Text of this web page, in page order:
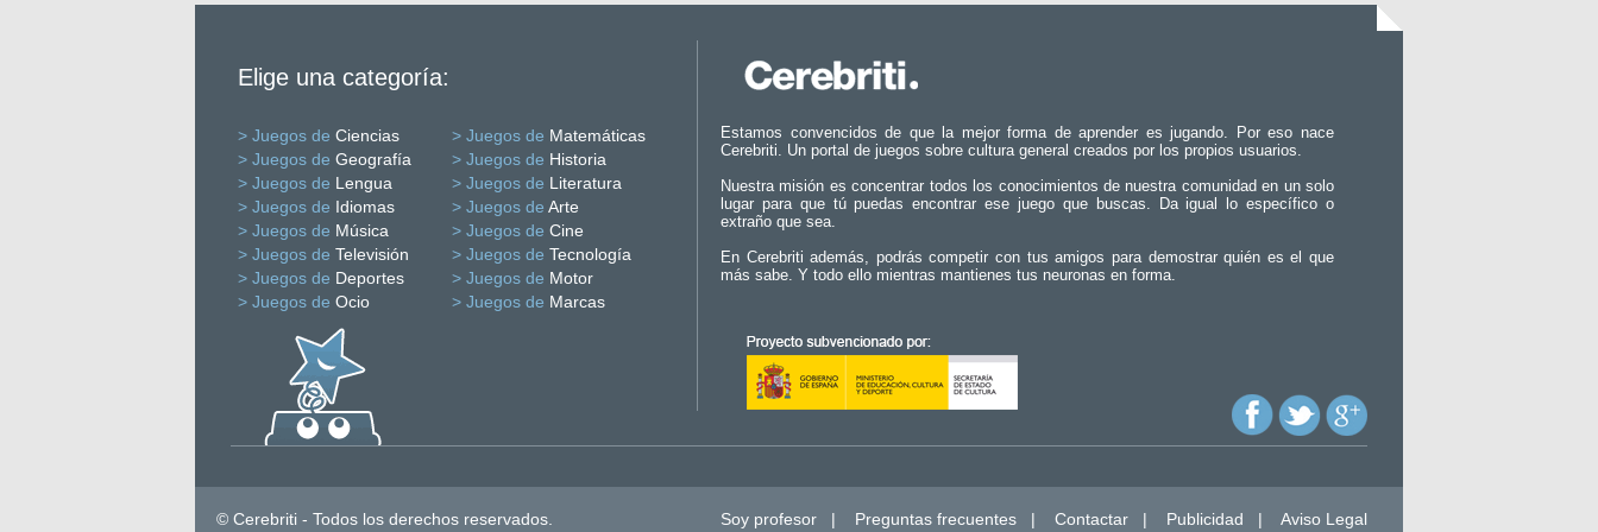
Elige una categoría:
> Juegos de Ciencias > Juegos de Matemáticas
> Juegos de Geografía > Juegos de Historia
> Juegos de Lengua > Juegos de Literatura
> Juegos de Idiomas > Juegos de Arte
> Juegos de Música > Juegos de Cine
> Juegos de Televisión > Juegos de Tecnología
> Juegos de Deportes > Juegos de Motor
> Juegos de Ocio > Juegos de Marcas
Estamos convencidos de que la mejor forma de aprender es jugando. Por eso nace
Cerebriti. Un portal de juegos sobre cultura general creados por los propios usuarios.
Nuestra misión es concentrar todos los conocimientos de nuestra comunidad en un solo
lugar para que tú puedas encontrar ese juego que buscas. Da igual lo específico o
extraño que sea.
En Cerebriti además, podrás competir con tus amigos para demostrar quién es el que
más sabe. Y todo ello mientras mantienes tus neuronas en forma.
© Cerebriti - Todos los derechos reservados. Soy profesor | Preguntas frecuentes | Contactar | Publicidad | Aviso Legal